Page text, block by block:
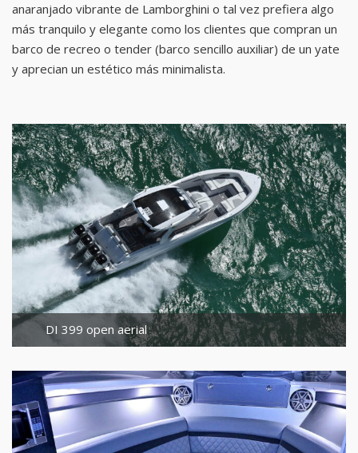
anaranjado vibrante de Lamborghini o tal vez prefiera algo
más tranquilo y elegante como los clientes que compran un
barco de recreo o tender (barco sencillo auxiliar) de un yate
y aprecian un estético más minimalista.
DI 399 open aerial